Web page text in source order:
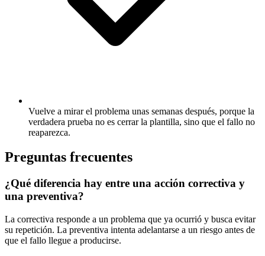
Vuelve a mirar el problema unas semanas después, porque la
verdadera prueba no es cerrar la plantilla, sino que el fallo no
reaparezca.
Preguntas frecuentes
¿Qué diferencia hay entre una acción correctiva y
una preventiva?
La correctiva responde a un problema que ya ocurrió y busca evitar
su repetición. La preventiva intenta adelantarse a un riesgo antes de
que el fallo llegue a producirse.